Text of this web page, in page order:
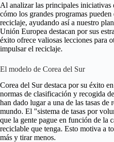
Al analizar las principales iniciativas
cómo los grandes programas pueden
reciclaje, ayudando así a nuestro
Unión Europea destacan por sus
éxito ofrece valiosas lecciones para
impulsar el reciclaje.
El modelo de Corea del Sur
Corea del Sur destaca por su éxito
normas de clasificación y recogida
han dado lugar a una de las tasas de
mundo. El "sistema de tasas por
que la gente pague en función de la
reciclable que tenga. Esto motiva a
más y tirar menos.